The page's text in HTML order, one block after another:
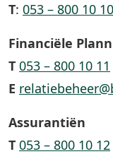
T: 053 – 800 10 10
Financiële
T 053 – 800 10 11
E
Assurantiën
T 053 – 800 10 12